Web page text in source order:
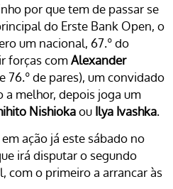
por que tem de passar se
do Erste Bank Open, o
um nacional, 67.º do
forças comAlexander
76.º de pares), um convidado
a melhor, depois joga um
Nishiokaou Ilya Ivashka.
ação já este sábado no
irá disputar o segundo
com o primeiro a arrancar às